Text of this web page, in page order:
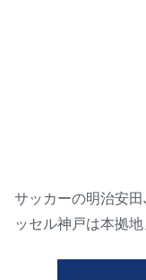
サッカーの明治安
ッセル神戸は本拠